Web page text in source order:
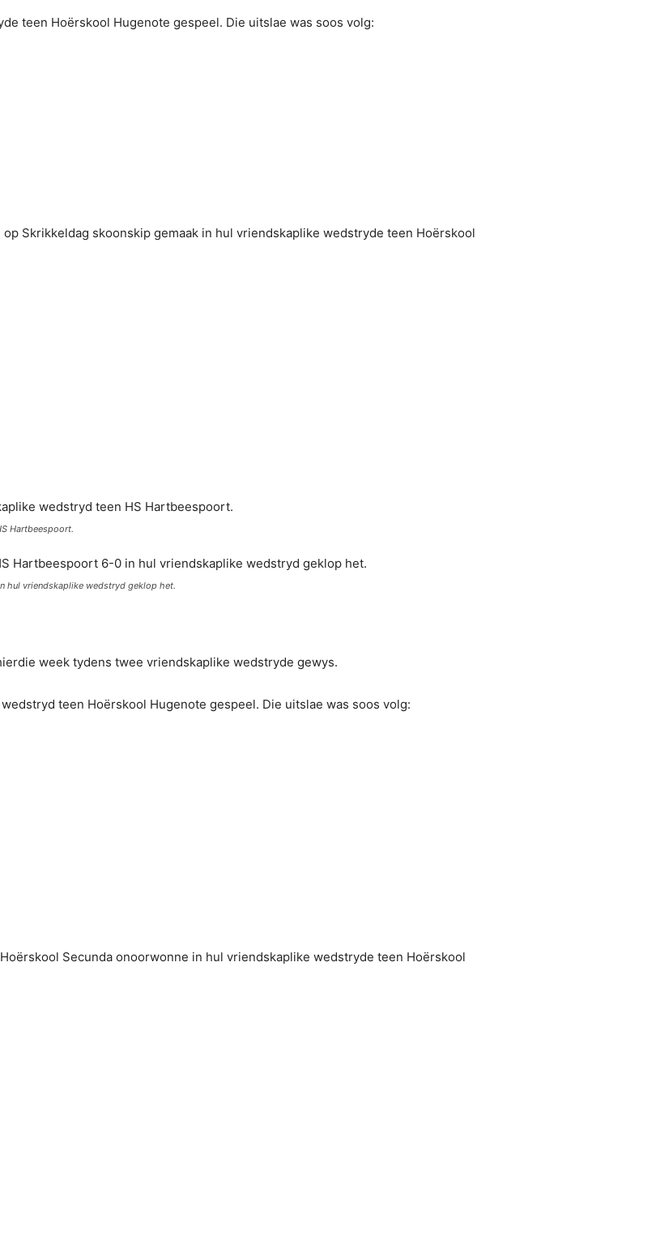
teen Hoërskool Hugenote gespeel. Die uitslae was soos volg:
Skrikkeldag skoonskip gemaak in hul vriendskaplike wedstryde teen Hoërskool
Hartbeespoort.
hul vriendskaplike wedstryd geklop het.
week tydens twee vriendskaplike wedstryde gewys.
teen Hoërskool Hugenote gespeel. Die uitslae was soos volg:
Secunda onoorwonne in hul vriendskaplike wedstryde teen Hoërskool